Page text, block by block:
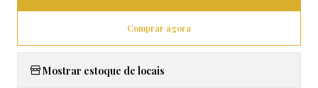
Comprar agora
Mostrar estoque de locais